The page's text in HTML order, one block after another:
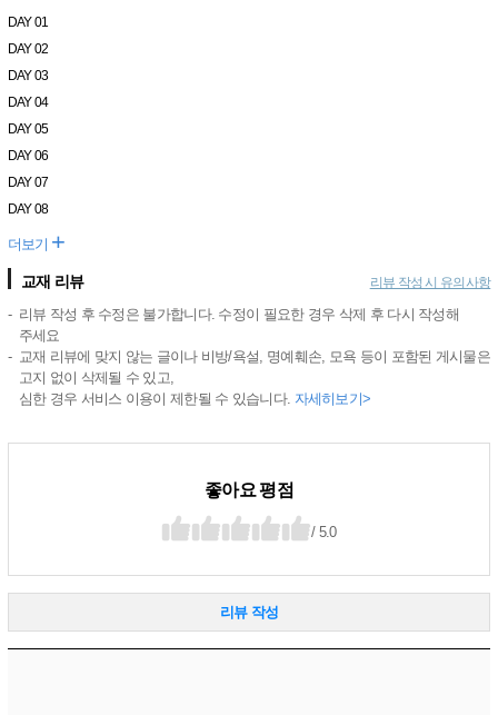
DAY 01
DAY 02
DAY 03
DAY 04
DAY 05
DAY 06
DAY 07
DAY 08
더보기 +
교재 리뷰 리뷰 작성 시 유의사항
리뷰 작성 후 수정은 불가합니다. 수정이 필요한 경우 삭제 후 다시 작성해
주세요
교재 리뷰에 맞지 않는 글이나 비방/욕설, 명예훼손, 모욕 등이 포함된 게시물은
고지 없이 삭제될 수 있고,
심한 경우 서비스 이용이 제한될 수 있습니다. 자세히보기>
좋아요 평점
/ 5.0
리뷰 작성